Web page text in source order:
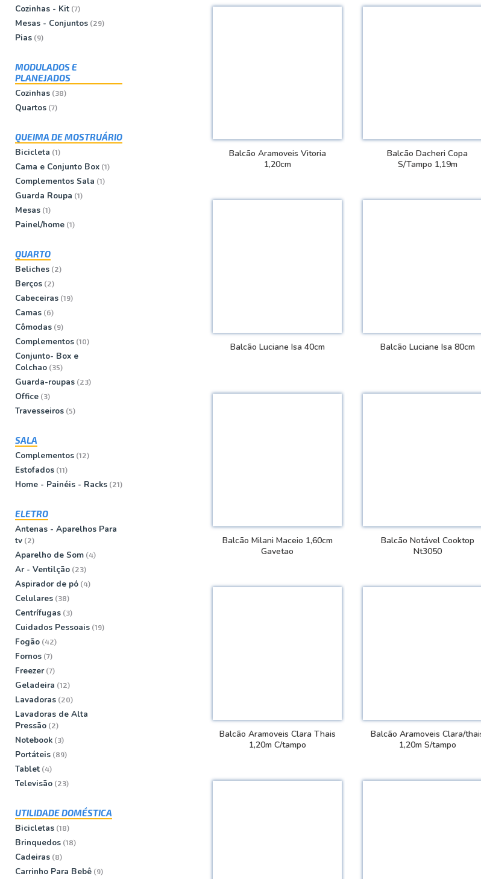
Cozinhas - Kit (7)
Mesas - Conjuntos (29)
Pias (9)
MODULADOS E
PLANEJADOS
Cozinhas (38)
Quartos (7)
QUEIMA DE MOSTRUÁRIO
Bicicleta (1)
Cama e Conjunto Box (1)
Complementos Sala (1)
Guarda Roupa (1)
Mesas (1)
Painel/home (1)
QUARTO
Beliches (2)
Berços (2)
Cabeceiras (19)
Camas (6)
Cômodas (9)
Complementos (10)
Conjunto- Box e
Colchao (35)
Guarda-roupas (23)
Office (3)
Travesseiros (5)
SALA
Complementos (12)
Estofados (11)
Home - Painéis - Racks (21)
ELETRO
Antenas - Aparelhos Para
tv (2)
Aparelho de Som (4)
Ar - Ventilção (23)
Aspirador de pó (4)
Celulares (38)
Centrí­fugas (3)
Cuidados Pessoais (19)
Fogão (42)
Fornos (7)
Freezer (7)
Geladeira (12)
Lavadoras (20)
Lavadoras de Alta
Pressão (2)
Notebook (3)
Portáteis (89)
Tablet (4)
Televisão (23)
UTILIDADE DOMÉSTICA
Bicicletas (18)
Brinquedos (18)
Cadeiras (8)
Carrinho Para Bebê (9)
Balcão Aramoveis Vitoria
1,20cm
Balcão Dacheri Copa
S/Tampo 1,19m
Balcão Luciane Isa 40cm Balcão Luciane Isa 80cm
Balcão Milani Maceio 1,60cm
Gavetao
Balcão Notável Cooktop
Nt3050
Balcão Aramoveis Clara Thais
1,20m C/tampo
Balcão Aramoveis Clara/
1,20m S/tampo